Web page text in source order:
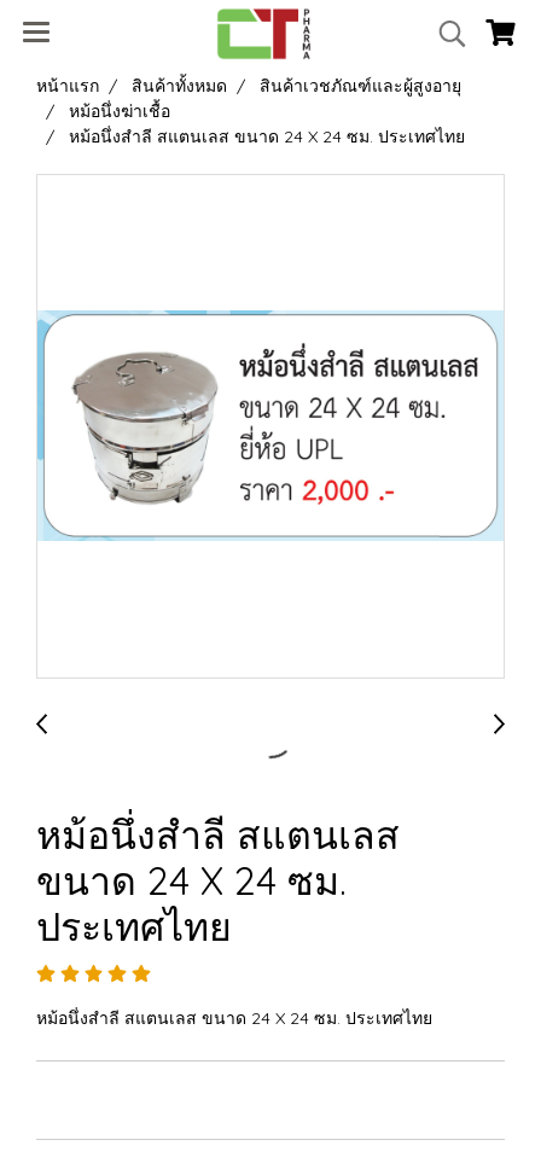
หน้าแรก สินค้าทั้งหมด
สินค้าเวชภัณฑ์และผู้สูงอายุ
หม้อนึ่งฆ่าเชื้อ
หม้อนึ่งสำลี สแตนเลส ขนาด 24 X 24 ซม. ประเทศไทย
หม้อนึ่งสำลี สแตนเลส
ขนาด 24 X 24 ซม.
ประเทศไทย
หม้อนึ่งสำลี สแตนเลส ขนาด 24 X 24 ซม. ประเทศไทย